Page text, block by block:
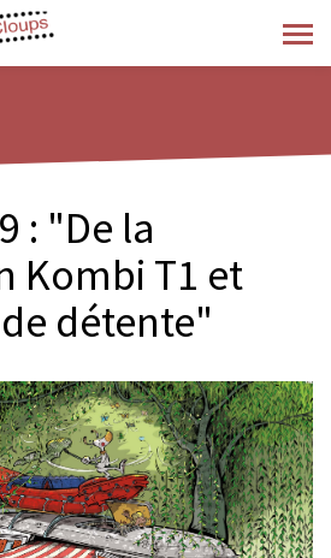
: "De la
Kombi T1 et
détente"